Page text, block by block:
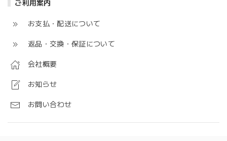
ご利用案内
お支払・配送について
返品・交換・保証について
会社概要
お知らせ
お問い合わせ